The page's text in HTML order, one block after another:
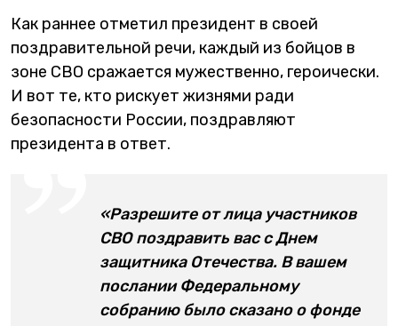
Как раннее отметил президент в своей
поздравительной речи, каждый из бойцов в
зоне СВО сражается мужественно, героически.
И вот те, кто рискует жизнями ради
безопасности России, поздравляют
президента в ответ.
«Разрешите от лица участников
СВО поздравить вас с Днем
защитника Отечества. В вашем
послании Федеральному
собранию было сказано о фонде